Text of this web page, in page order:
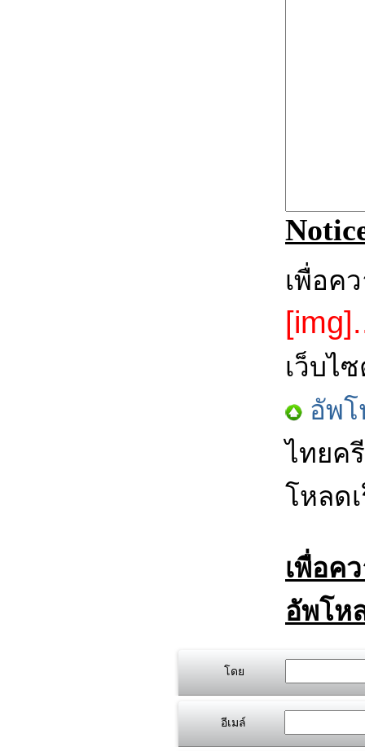
เพื่อค
เว็บไ
อัพ
ไทยค
โหลด
เพื่อค
อัพโห
โดย
อีเมล์